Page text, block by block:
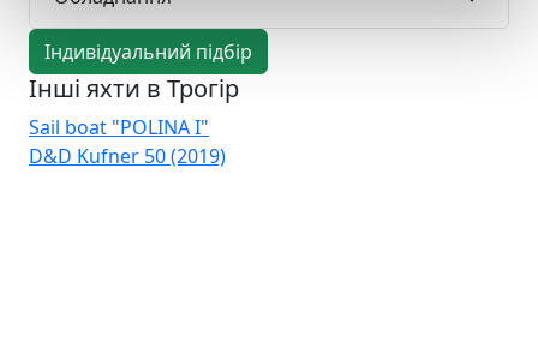
Індивідуальний підбір
Інші яхти в Трогір
Sail boat "POLINA I"
D&D Kufner 50 (2019)